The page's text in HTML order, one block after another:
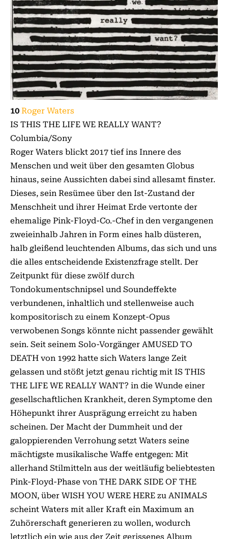
10 Roger Waters
IS THIS THE LIFE WE REALLY WANT?
Columbia/Sony
Roger Waters blickt 2017 tief ins Innere des
Menschen und weit über den gesamten Globus
hinaus, seine Aussichten dabei sind allesamt finster.
Dieses, sein Resümee über den Ist-Zustand der
Menschheit und ihrer Heimat Erde vertonte der
ehemalige Pink-Floyd-Co.-Chef in den vergangenen
zweieinhalb Jahren in Form eines halb düsteren,
halb gleißend leuchtenden Albums, das sich und uns
die alles entscheidende Existenzfrage stellt. Der
Zeitpunkt für diese zwölf durch
Tondokumentschnipsel und Soundeffekte
verbundenen, inhaltlich und stellenweise auch
kompositorisch zu einem Konzept-Opus
verwobenen Songs könnte nicht passender gewählt
sein. Seit seinem Solo-Vorgänger AMUSED TO
DEATH von 1992 hatte sich Waters lange Zeit
gelassen und stößt jetzt genau richtig mit IS THIS
THE LIFE WE REALLY WANT? in die Wunde einer
gesellschaftlichen Krankheit, deren Symptome den
Höhepunkt ihrer Ausprägung erreicht zu haben
scheinen. Der Macht der Dummheit und der
galoppierenden Verrohung setzt Waters seine
mächtigste musikalische Waffe entgegen: Mit
allerhand Stilmitteln aus der weitläufig beliebtesten
Pink-Floyd-Phase von THE DARK SIDE OF THE
MOON, über WISH YOU WERE HERE zu ANIMALS
scheint Waters mit aller Kraft ein Maximum an
Zuhörerschaft generieren zu wollen, wodurch
letztlich ein wie aus der Zeit gerissenes Album